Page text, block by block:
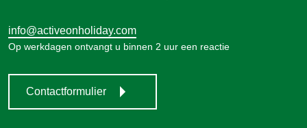
info@activeonholiday.com
Op werkdagen ontvangt u binnen 2 uur een reactie
Contactformulier